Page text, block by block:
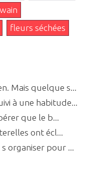
fleurs séchées
Mais quelque s...
à une habitude...
que le b...
ont écl...
organiser pour ...